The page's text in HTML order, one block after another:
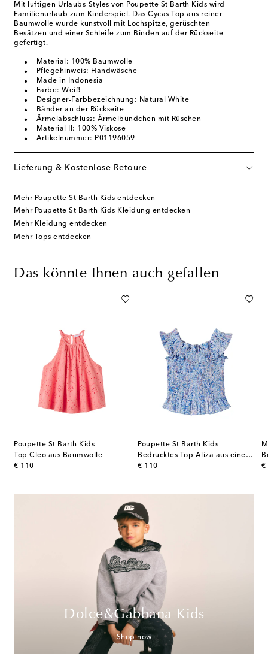
Mit luftigen Urlaubs-Styles von Poupette St Barth Kids wird
Familienurlaub zum Kinderspiel. Das Cycas Top aus reiner
Baumwolle wurde kunstvoll mit Lochspitze, gerüschten
Besätzen und einer Schleife zum Binden auf der Rückseite
gefertigt.
Material: 100% Baumwolle
Pflegehinweis: Handwäsche
Made in Indonesia
Farbe: Weiß
Designer-Farbbezeichnung: Natural White
Bänder an der Rückseite
Ärmelabschluss: Ärmelbündchen mit Rüschen
Material II: 100% Viskose
Artikelnummer: P01196059
Lieferung & Kostenlose Retoure
Mehr Poupette St Barth Kids entdecken
Mehr Poupette St Barth Kids Kleidung entdecken
Mehr Kleidung entdecken
Mehr Tops entdecken
Das könnte Ihnen auch gefallen
Poupette St Barth Kids
Top Cleo aus Baumwolle
€ 110
original price
Poupette St Barth Kids
Bedrucktes Top Aliza aus einem Baumwollgemisch
€ 110
original price
€
Dolce&Gabbana Kids
Shop now